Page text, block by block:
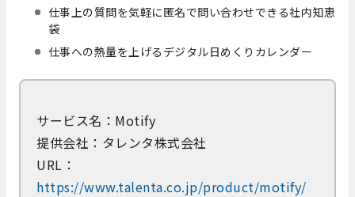
仕事上の質問を気軽に匿名で問い合わせできる社内知恵
袋
仕事への熱量を上げるデジタル日めくりカレンダー
サービス名： Motify
提供会社：タレンタ株式会社
URL：
https://www.talenta.co.jp/product/motify/